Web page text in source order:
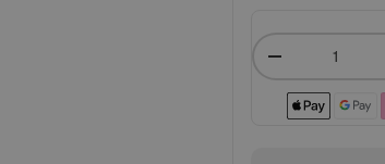
-